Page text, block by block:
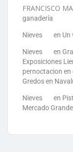
FRANCISCO
ganadería
Nieves en Un
Nieves en
Exposiciones
pernoctacion en
Gredos en
Nieves en
Mercado Grande